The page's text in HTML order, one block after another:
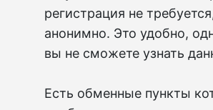
регистрация не
анонимно. Это удобно,
вы не сможете узнать
Есть обменные пункты